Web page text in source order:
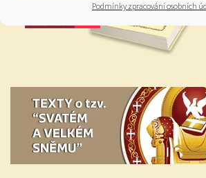
Podmínky zpracování osobních